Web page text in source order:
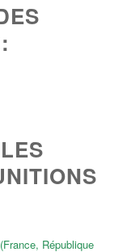
République